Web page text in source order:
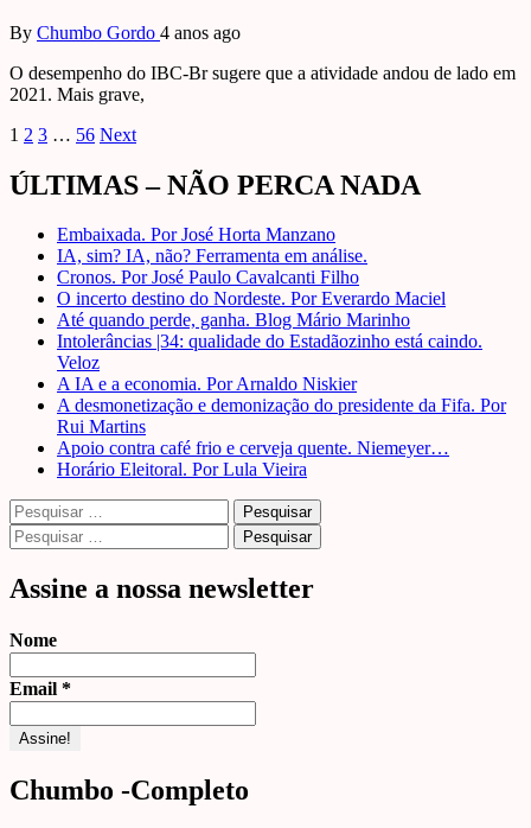
By Chumbo Gordo 4 anos ago
O desempenho do IBC-Br sugere que a atividade andou de lado em
2021. Mais grave,
Paginação
de
posts
1 2 3 … 56 Next
ÚLTIMAS – NÃO PERCA NADA
Embaixada. Por José Horta Manzano
IA, sim? IA, não? Ferramenta em análise.
Cronos. Por José Paulo Cavalcanti Filho
O incerto destino do Nordeste. Por Everardo Maciel
Até quando perde, ganha. Blog Mário Marinho
Intolerâncias |34: qualidade do Estadãozinho está caindo.
Veloz
A IA e a economia. Por Arnaldo Niskier
A desmonetização e demonização do presidente da Fifa. Por
Rui Martins
Apoio contra café frio e cerveja quente. Niemeyer…
Horário Eleitoral. Por Lula Vieira
Pesquisar
por:
Pesquisar
por:
Assine a nossa newsletter
Nome
Email *
Chumbo -Completo